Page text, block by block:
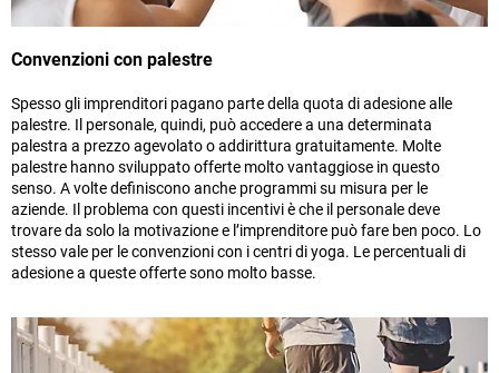
Convenzioni con palestre
Spesso gli imprenditori pagano parte della quota di adesione alle
palestre. Il personale, quindi, può accedere a una determinata
palestra a prezzo agevolato o addirittura gratuitamente. Molte
palestre hanno sviluppato offerte molto vantaggiose in questo
senso. A volte definiscono anche programmi su misura per le
aziende. Il problema con questi incentivi è che il personale deve
trovare da solo la motivazione e l’imprenditore può fare ben poco. Lo
stesso vale per le convenzioni con i centri di yoga. Le percentuali di
adesione a queste offerte sono molto basse.